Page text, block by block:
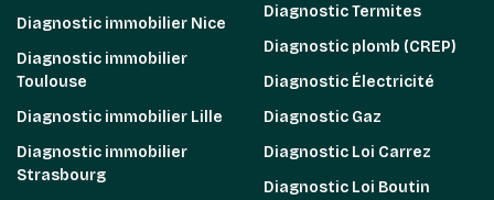
Diagnostic immobilier Nice
Diagnostic immobilier
Toulouse
Diagnostic immobilier Lille
Diagnostic immobilier
Strasbourg
Diagnostic Termites
Diagnostic plomb (CREP)
Diagnostic Électricité
Diagnostic Gaz
Diagnostic Loi Carrez
Diagnostic Loi Boutin